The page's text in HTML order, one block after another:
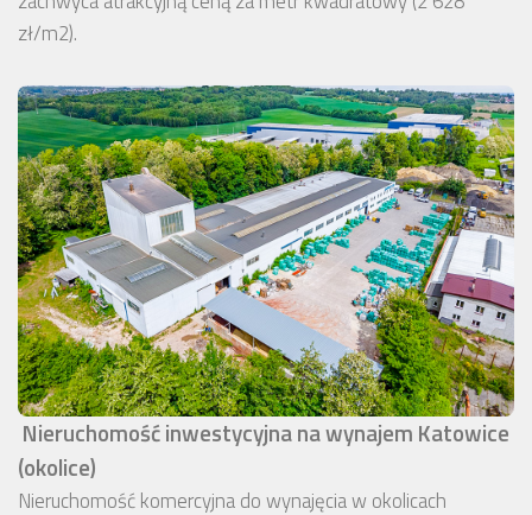
zł/m2).
Nieruchomość inwestycyjna na wynajem Katowice
(okolice)
Nieruchomość komercyjna do wynajęcia w okolicach